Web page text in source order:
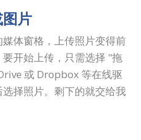
片
体窗格，上传照片变得前
开始上传，只需选择 "拖
或 Dropbox 等在线驱
择照片。剩下的就交给我